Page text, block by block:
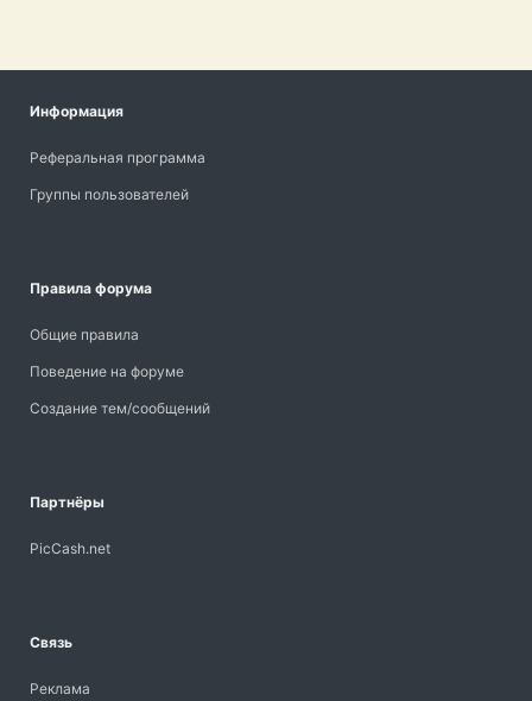
Информация
Реферальная программа
Группы пользователей
Правила форума
Общие правила
Поведение на форуме
Создание тем/сообщений
Партнёры
PicCash.net
Связь
Реклама